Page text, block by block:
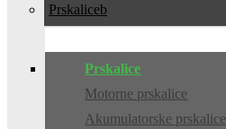
Prskalice
Prskalice
Motorne prskalice
Akumulatorske prskalice